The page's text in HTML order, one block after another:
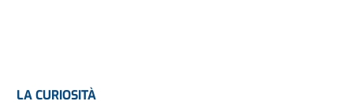
LA CURIOSITÀ